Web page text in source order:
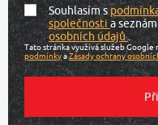
Souhlasím s
společnostia
osobních údajů.
Tato stránka využívá služeb
podmínkyaZásady ochrany